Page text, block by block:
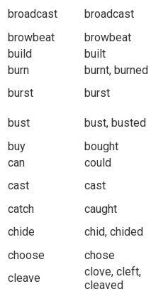
broadcast
broadcast
browbeat
browbeat
build
built
burn
burnt, burned
burst
burst
bust
bust, busted
buy
bought
can
could
cast
cast
catch
caught
chide
chid, chided
choose
chose
cleave
clove, cleft,
cleaved